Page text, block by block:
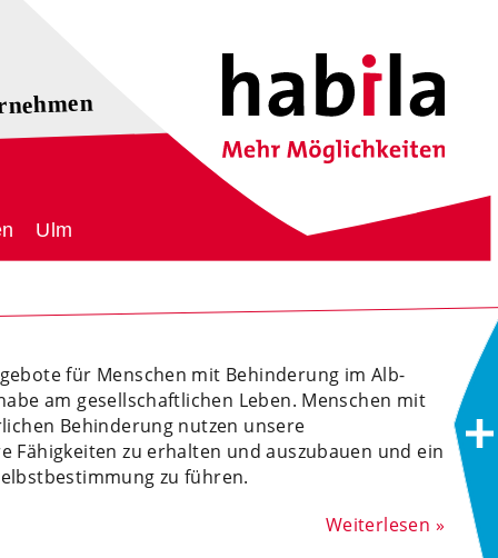
Ulm
im Alb-Donau-
für Menschen mit Behinderung im Alb-
am gesellschaftlichen Leben. Menschen mit
Behinderung nutzen unsere
Fähigkeiten zu erhalten und auszubauen und ein
zu führen.
Weiterlesen »